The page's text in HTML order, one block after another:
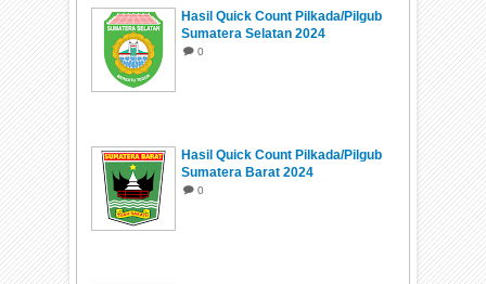
Hasil Quick Count Pilkada/Pilgub
Sumatera Selatan 2024
0
Hasil Quick Count Pilkada/Pilgub
Sumatera Barat 2024
0